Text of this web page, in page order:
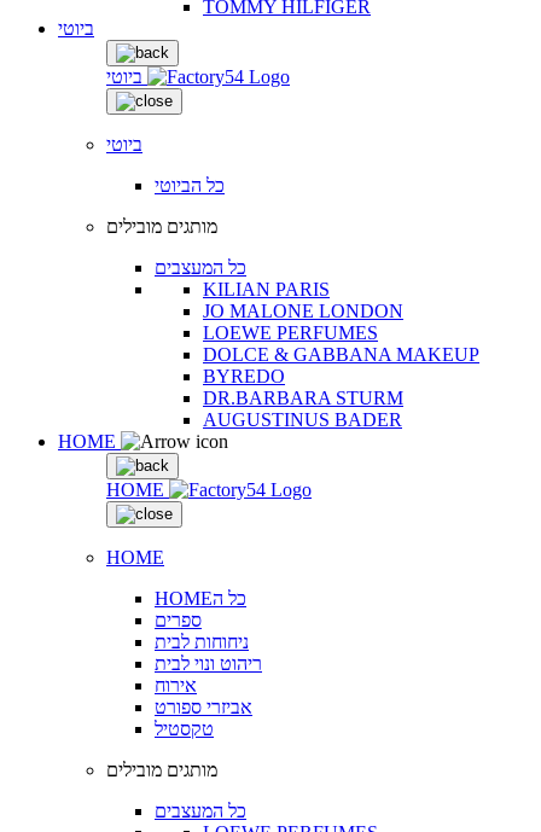
TOMMY HILFIGER
ביוטי
ביוטי
ביוטי
כל הביוטי
מותגים מובילים
כל המעצבים
KILIAN PARIS
JO MALONE LONDON
LOEWE PERFUMES
DOLCE & GABBANA MAKEUP
BYREDO
DR.BARBARA STURM
AUGUSTINUS BADER
HOME
HOME
HOME
HOMEכל ה
ספרים
ניחוחות לבית
ריהוט ונוי לבית
אירוח
אביזרי ספורט
טקסטיל
מותגים מובילים
כל המעצבים